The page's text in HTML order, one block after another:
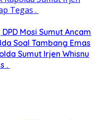
Mosi Sumut Ancam
Soal Tambang Emas
Sumut Irjen Whisnu
.